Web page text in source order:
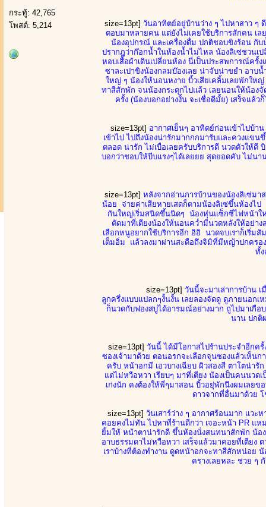
กระทู้: 42,765
โพสต์: 5,214
size=13pt] วันอาทิตย์อยู่บ้านว่าง ๆ ไปหาสาว ๆ
ตอบมาหลายคน แต่ยังไม่เคยใช้บริการสักคน เ
น้องอุปกรณ์ และเครื่องดื่ม ปกติชอบขิงร้อน กับ
ปรากฎว่าก๊อกน้ำในห้องน้ำไม่ไหล น้องลิเซ่ชวนเ
หอบเสื้อผ้าเดินเปลี่ยนห้อง นี่เป็นประสพการณ์ครั้
ซาละเปาขิงน้องกลมบ๊องเลย น่าจับน่าขยำ อาบ
ใหญ่ ๆ น้องให้นอนหงาย บิ้วเสียเคลิ้มเลยพักใ
ทาสีสักพัก จนน้องกระตุกไปแล้ว เลยนอนให้น้อง
ครั้ง (น้องบอกอย่างงั้น จะเชื่อดีมั้ย) เสร็จแล้
size=13pt] อากาศเย็นๆ อาทิตย์ก่อนเข้าไปบ้า
เข้าไป ไปถึงน้องน่ารักมากกกมารับและควงแข
ตลอด น่ารัก ไม่เบื่อเลยครับบริการดี นวดตัวให้ดี
บอกว่าชอบให้บีบแรงๆได้เลยยย สุดยอดคับ ไม่น
size=13pt] หลังจากอ่านการบ้านของน้องลิเซ่ม
น้อย จ่ายค่าเสียหายเสดก็ตามน้องลิเซ่ขึ้นห้องไป
กันใหญ่เริ่มสนิดขึ้นนิดๆ น้องหุ่นแซ็กซี่ไฟหน้าใ
ตัดมาที่เตียงน้องให้นอนคว่ำมีนวดหลังให้อย่
เลือกหนูอยากใช้บริการอีก อิอิ นวดจบเราก็เริ่ม
เต็มอิ่ม แล้วลงมาผ่านสะดือถึงจิมิที่มีหญ้าปกครอ
ทั้
size=13pt] วันนี้จะมาเล่าการบ้าน
ลูกครึ่งแบบแปลกๆงั้นงั้น เลยลองจัดดู ดูภายนอก
ก็นวดกับฟองสบู่ได้อารมณ์อย่างมาก ถูไปมาเกือ
นาน ปกติ
size=13pt] วันนี้ ได้มีโอกาสไปร้านประจำอีกครั้
ซองเจ้ามาด้วย ตอนอรกจะเลือกจุนซองแล้วเห็นก
ครับ หน้าอกมี เอวบางเฉียบ ผิวสองสี ตาโตน่า
แต่ไม่หวือหวา เรียบๆ มาที่เตียง น้องเป็นคนนว
เก่งนัก คงต้องให้พี่ๆมาสอน บิ้วอยุ่พักนึงผมเลยข
ดาวจากที่อื่นมาด้วย
size=13pt] วันเสาร์ว่าง ๆ อากาศร้อนมาก แวะ
คอยคงไม่ทัน ไปหาที่ร้านดีกว่า เจอะหน้า PR แห
ยิ้มให้ หน้าตาน่ารักดี ขึ้นห้องนั่งสนทนาสักพัก น้อ
อาบธรรมดาไม่หวือหวา เสร็จแล้วมาคอยที่เตีย
เราบ้างที่ต้องทำงาน ดูดหน้าอกจะทาสีสักหน่อ
ครางเลยหละ ช่วย ๆ